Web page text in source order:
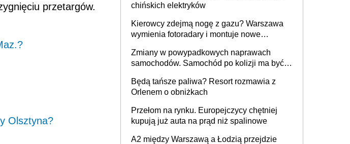
przetargów.
Olsztyna?
chińskich elektryków
Kierowcy zdejmą nogę z gazu? Warszawa
wymienia fotoradary i montuje nowe
Zmiany w powypadkowych naprawach
samochodów. Samochód po kolizji ma być
technologią producenta
Będą tańsze paliwa? Resort rozmawia z
Orlenem o obniżkach
Przełom na rynku. Europejczycy chętniej
kupują już auta na prąd niż spalinowe
A2 między Warszawą a Łodzią przejdzie